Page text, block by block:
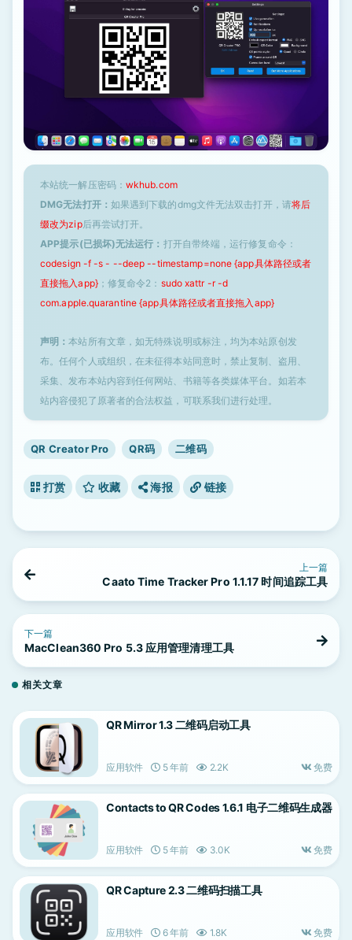
本站统一解压密码： wkhub.com
DMG无法打开： 如果遇到下载的dmg文件无法双击打开，请将后
缀改为zip后再尝试打开。
APP提示(已损坏)无法运行： 打开自带终端，运行修复命令：
codesign -f -s - --deep --timestamp=none {app具体路径或者
直接拖入app}；修复命令2： sudo xattr -r -d
com.apple.quarantine {app具体路径或者直接拖入app}
声明：本站所有文章，如无特殊说明或标注，均为本站原创发
布。任何个人或组织，在未征得本站同意时，禁止复制、盗用、
采集、发布本站内容到任何网站、书籍等各类媒体平台。如若本
站内容侵犯了原著者的合法权益，可联系我们进行处理。
QR Creator Pro QR码 二维码
打赏 收藏 海报 链接
上一篇
Caato Time Tracker Pro 1.1.17 时间追踪工具
下一篇
MacClean360 Pro 5.3 应用管理清理工具
相关文章
QR Mirror 1.3 二维码启动工具
应用软件 5 年前 2.2K 免费
Contacts to QR Codes 1.6.1 电子二维码生成器
应用软件 5 年前 3.0K 免费
QR Capture 2.3 二维码扫描工具
应用软件 6 年前 1.8K 免费